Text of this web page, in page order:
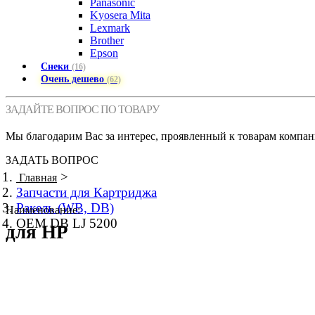
Panasonic
Kyosera Mita
Lexmark
Brother
Epson
Снеки (16)
Очень дешево(62)
ЗАДАЙТЕ ВОПРОС ПО ТОВАРУ
Мы благодарим Вас за интерес, проявленный к товарам
ЗАДАТЬ ВОПРОС
Главная >
Запчасти для Картриджа
Ракель (WB, DB)
OEM DB LJ 5200
Наименование:
для HP